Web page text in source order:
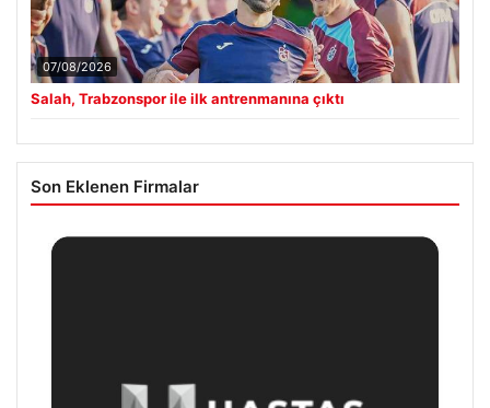
07/08/2026
Salah, Trabzonspor ile ilk antrenmanına çıktı
Son Eklenen Firmalar